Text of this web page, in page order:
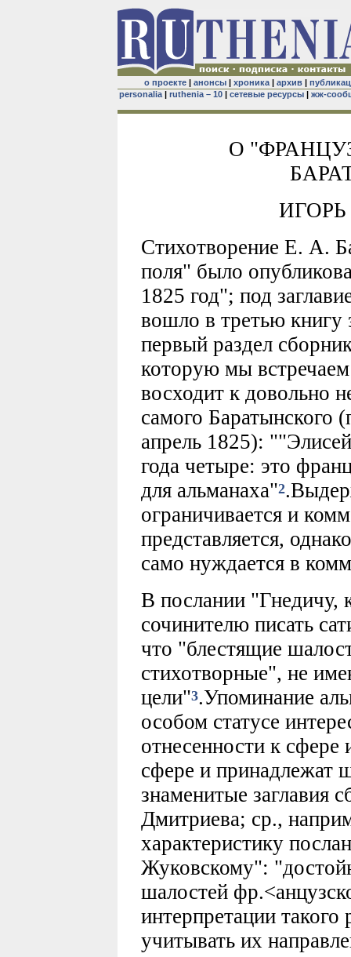
о проекте| анонсы| хроника| архив|
personalia| ruthenia – 10| сетевые ресурсы| жж-
О
Стихотворение Е. А.
поля" было
1825 год"; под
вошло в третью книгу
первый раздел
которую мы
восходит к довольно
самого Баратынского
апрель 1825):
года четыре: это
для альманаха"2
ограничивается и
представляется,
само нуждается в
В послании "Гнедичу,
сочинителю писать
что "блестящие
стихотворные", не
цели"3.Упоминание
особом статусе
отнесенности к
сфере и принадлежат
знаменитые заглавия
Дмитриева; ср.,
характеристику
Жуковскому":
шалостей
интерпретации такого
учитывать их